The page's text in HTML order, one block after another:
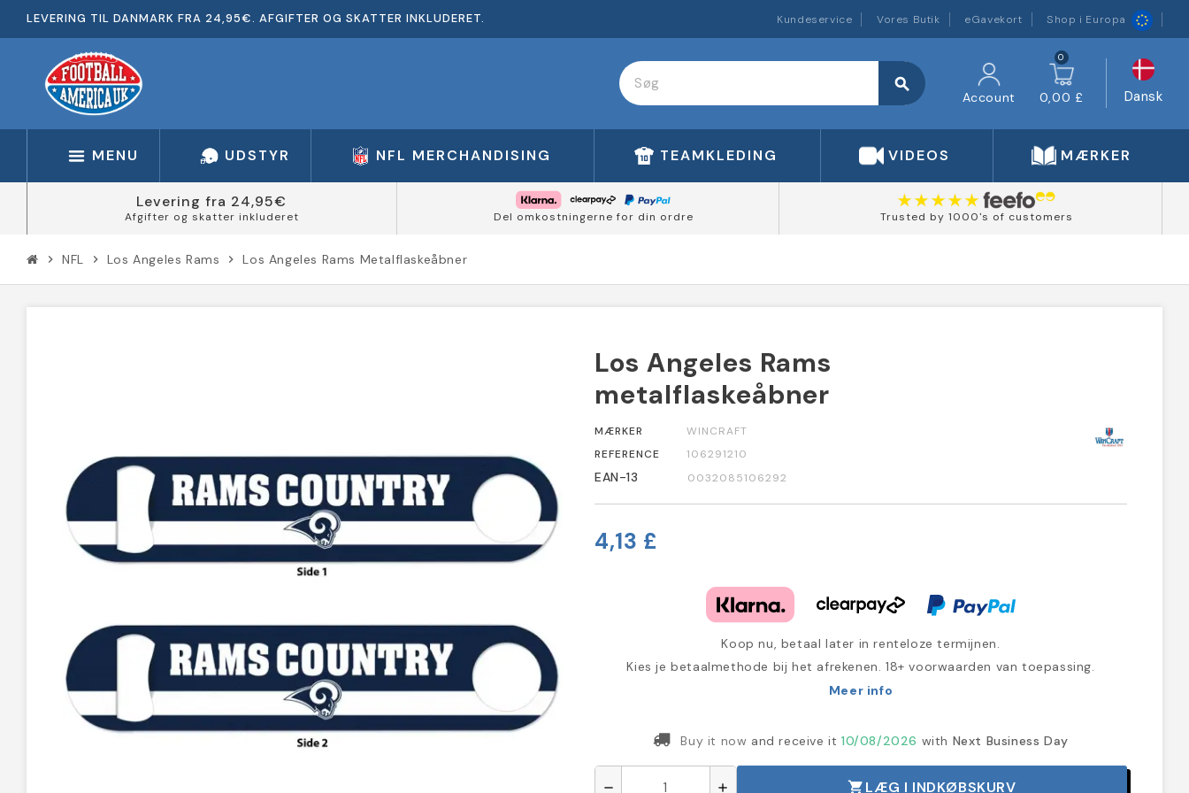
LEVERING TIL DANMARK FRA 24,95€. AFGIFTER OG SKATTER INKLUDERET. Kundeservice Vores Butik eGavekort Shop i Europa
search
Account
0
0,00 £ Dansk
MENU UDSTYR NFL MERCHANDISING TEAMKLEDING VIDEOS MÆRKER
Levering fra 24,95€
Afgifter og skatter inkluderet Del omkostningerne for din ordre Trusted by 1000's of customers
chevron_right NFL chevron_right Los Angeles Rams chevron_right Los Angeles Rams Metalflaskeåbner
Los Angeles Rams
metalflaskeåbner
MÆRKER
WINCRAFT
REFERENCE
106291210
EAN-13 0032085106292
4,13 £
Koop nu, betaal later in renteloze termijnen.
Kies je betaalmethode bij het afrekenen. 18+ voorwaarden van toepassing.
Meer info
Buy it now and receive it 10/08/2026 with Next Business Day
remove add shopping_cart LÆG I INDKØBSKURV